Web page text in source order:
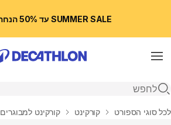
SUMMER SALE עד 50% הנחה 🛍️
Menu
פתיחת חיפוש
בית
לכל סוגי הספורט קורקינט קורקינט למבוגרים